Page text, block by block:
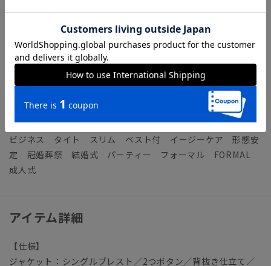
スリーピーススーツを着るシーンや着こなしにお悩みの方は...
◆スリーピーススーツの着こなし術｜ビジネスシーンにおすす
めのコーディネートをご紹介
おすすめの洗えるスーツが知りたい方は...
◆洗えるスーツ（ウォッシャブルスーツ）のおすすめ12選！コ
スパのいい選び方や洗い方を解説
ビジネス タイト スリム ベスト付 イージーケア 形態安
定 冠婚葬祭 結婚式 パーティー フォーマル FORMAL
成人式
アイテム詳細
【仕様】
ジャケット：シングルブレスト／2つボタン／背抜き仕立て／